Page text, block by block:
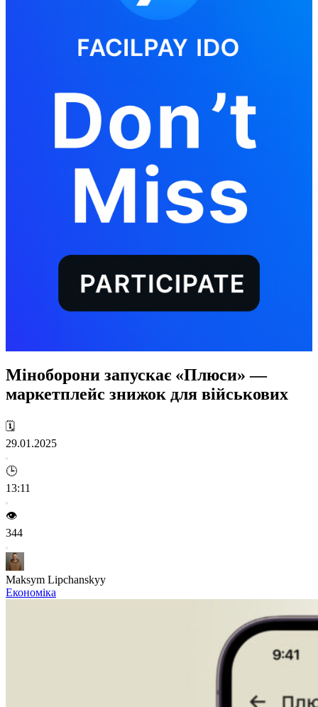
Міноборони запускає «Плюси» —
маркетплейс знижок для військових
🗓️
29.01.2025
🕒
13:11
👁️
344
Maksym Lipchanskyy
Економіка